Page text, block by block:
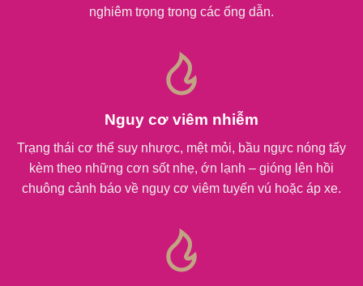
nghiêm trọng trong các ống dẫn.
Nguy cơ viêm nhiễm
Trạng thái cơ thể suy nhược, mệt mỏi, bầu ngực nóng tấy
kèm theo những cơn sốt nhẹ, ớn lạnh – gióng lên hồi
chuông cảnh báo về nguy cơ viêm tuyến vú hoặc áp xe.